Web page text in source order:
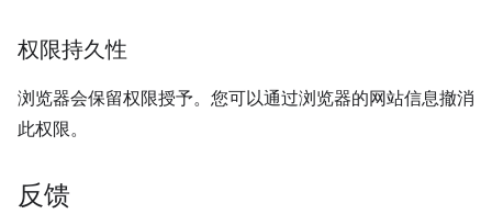
权限持久性
浏览器会保留权限授予。您可以通过浏览器的网站信息撤消
此权限。
反馈